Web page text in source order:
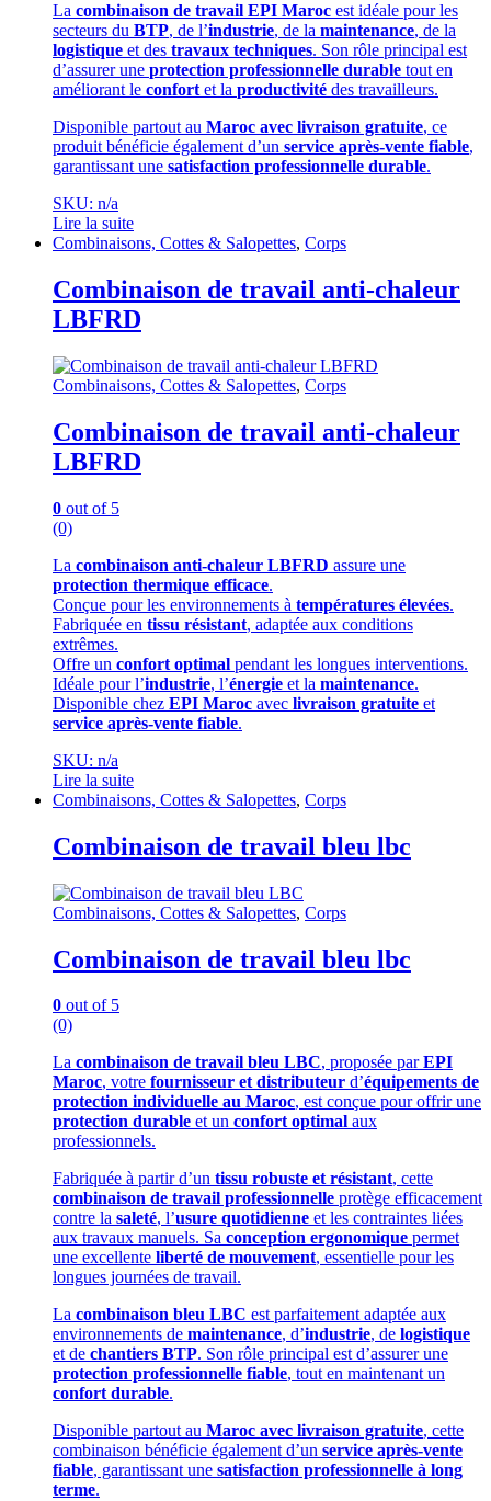
La combinaison de travail EPI Maroc est idéale pour les
secteurs du BTP, de l’industrie, de la maintenance, de la
logistique et des travaux techniques. Son rôle principal est
d’assurer une protection professionnelle durable tout en
améliorant le confort et la productivité des travailleurs.
Disponible partout au Maroc avec livraison gratuite, ce
produit bénéficie également d’un service après-vente fiable,
garantissant une satisfaction professionnelle durable.
SKU: n/a
Lire la suite
Combinaisons, Cottes & Salopettes, Corps
Combinaison de travail anti-chaleur
LBFRD
Combinaisons, Cottes & Salopettes, Corps
Combinaison de travail anti-chaleur
LBFRD
0 out of 5
(0)
La combinaison anti-chaleur LBFRD assure une
protection thermique efficace.
Conçue pour les environnements à températures élevées.
Fabriquée en tissu résistant, adaptée aux conditions
extrêmes.
Offre un confort optimal pendant les longues interventions.
Idéale pour l’industrie, l’énergie et la maintenance.
Disponible chez EPI Maroc avec livraison gratuite et
service après-vente fiable.
SKU: n/a
Lire la suite
Combinaisons, Cottes & Salopettes, Corps
Combinaison de travail bleu lbc
Combinaisons, Cottes & Salopettes, Corps
Combinaison de travail bleu lbc
0 out of 5
(0)
La combinaison de travail bleu LBC, proposée parEPI
Maroc, votre fournisseur et distributeur d’équipements de
protection individuelle au Maroc, est conçue pour offrir une
protection durable et un confort optimal aux
professionnels.
Fabriquée à partir d’un tissu robuste et résistant, cette
combinaison de travail professionnelle protège efficacement
contre la saleté, l’usure quotidienne et les contraintes liées
aux travaux manuels. Sa conception ergonomique permet
une excellente liberté de mouvement, essentielle pour les
longues journées de travail.
La combinaison bleu LBC est parfaitement adaptée aux
environnements de maintenance, d’industrie, de logistique
et de chantiers BTP. Son rôle principal est d’assurer une
protection professionnelle fiable, tout en maintenant un
confort durable.
Disponible partout au Maroc avec livraison gratuite, cette
combinaison bénéficie également d’un service après-vente
fiable, garantissant une satisfaction professionnelle à long
terme.